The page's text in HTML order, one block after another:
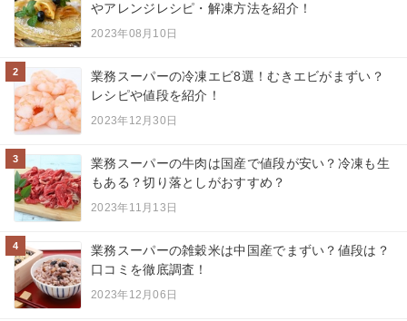
やアレンジレシピ・解凍方法を紹介！
2023年08月10日
2
業務スーパーの冷凍エビ8選！むきエビがまずい？
レシピや値段を紹介！
2023年12月30日
3
業務スーパーの牛肉は国産で値段が安い？冷凍も生
もある？切り落としがおすすめ？
2023年11月13日
4
業務スーパーの雑穀米は中国産でまずい？値段は？
口コミを徹底調査！
2023年12月06日